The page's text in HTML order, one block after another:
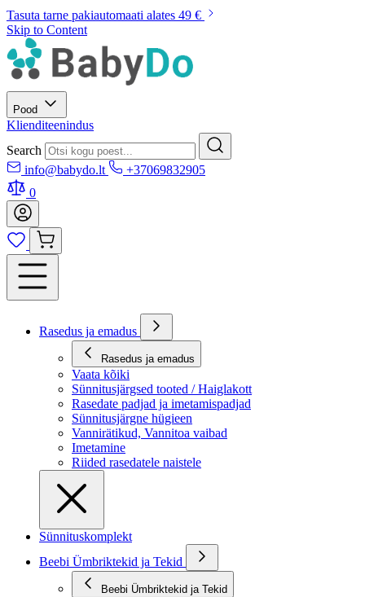
Tasuta tarne pakiautomaati alates 49 €
Skip to Content
Pood
Klienditeenindus
Search
info@babydo.lt
+37069832905
0
Rasedus ja emadus
Rasedus ja emadus
Vaata kõiki
Sünnitusjärgsed tooted / Haiglakott
Rasedate padjad ja imetamispadjad
Sünnitusjärgne hügieen
Vannirätikud, Vannitoa vaibad
Imetamine
Riided rasedatele naistele
Sünnituskomplekt
Beebi Ümbriktekid ja Tekid
Beebi Ümbriktekid ja Tekid